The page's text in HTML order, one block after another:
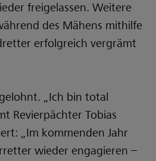
freigelassen. Weitere
des Mähens mithilfe
erfolgreich vergrämt
„Ich bin total
Revierpächter Tobias
„Im kommenden Jahr
wieder engagieren –